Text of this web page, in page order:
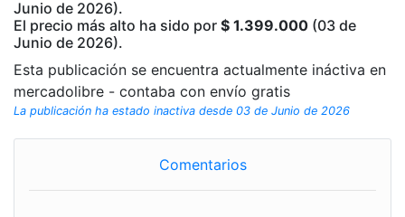
Junio de 2026).
El precio más alto ha sido por $ 1.399.000 (03 de
Junio de 2026).
Esta publicación se encuentra actualmente ináctiva en
mercadolibre - contaba con envío gratis
La publicación ha estado inactiva desde 03 de Junio de 2026
Comentarios